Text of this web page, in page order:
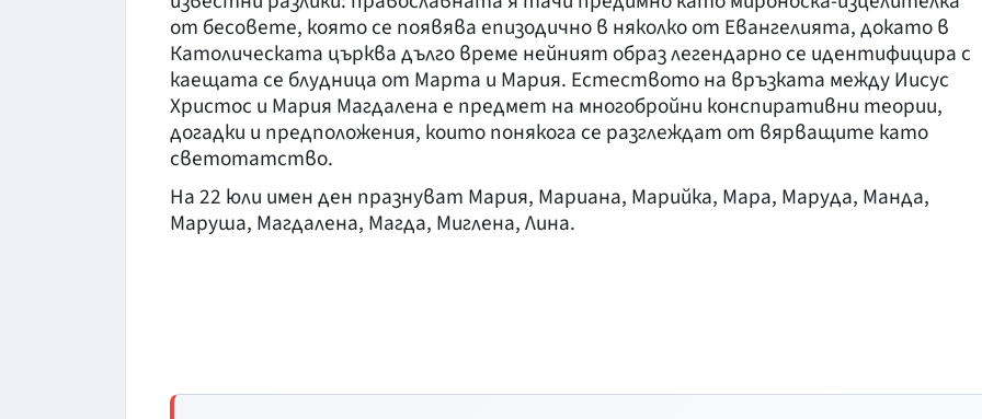
от бесовете, която се появява епизодично в няколко от Евангелията, докато в
Католическата църква дълго време нейният образ легендарно се идентифицира с
каещата се блудница от Марта и Мария. Естеството на връзката между Иисус
Христос и Мария Магдалена е предмет на многобройни конспиративни теории,
догадки и предположения, които понякога се разглеждат от вярващите като
светотатство.
На 22 юли имен ден празнуват Мария, Мариана, Марийка, Мара, Маруда, Манда,
Маруша, Магдалена, Магда, Миглена, Лина.